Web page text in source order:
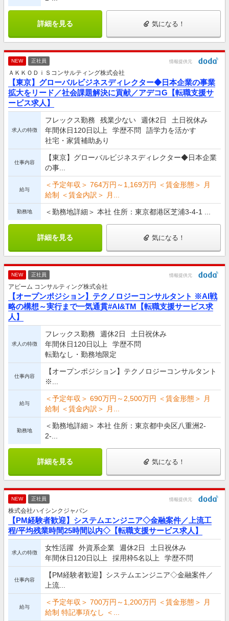
詳細を見る 気になる！
NEW 正社員 情報提供元
ＡＫＫＯＤｉＳコンサルティング株式会社
【東京】グローバルビジネスディレクター◆日本企業の事業
拡大をリード／社会課題解決に貢献／アデコG【転職支援サ
ービス求人】
求人の特徴
フレックス勤務 残業少ない 週休2日
土日祝休み
年間休日120日以上
学歴不問
語学力を活かす
社宅・家賃補助あり
仕事内容
【東京】グローバルビジネスディレクター◆日本企業
の事...
給与
＜予定年収＞ 764万円～1,169万円 ＜賃金形態＞ 月
給制 ＜賃金内訳＞ 月...
勤務地 ＜勤務地詳細＞ 本社 住所：東京都港区芝浦3-4-1 ...
詳細を見る 気になる！
NEW 正社員 情報提供元
アビーム コンサルティング株式会社
【オープンポジション】テクノロジーコンサルタント ※AI戦
略の構想～実行まで一気通貫#AI&TM【転職支援サービス求
人】
求人の特徴
フレックス勤務 週休2日
土日祝休み
年間休日120日以上
学歴不問
転勤なし・勤務地限定
仕事内容
【オープンポジション】テクノロジーコンサルタント
※...
給与
＜予定年収＞ 690万円～2,500万円 ＜賃金形態＞ 月
給制 ＜賃金内訳＞ 月...
勤務地
＜勤務地詳細＞ 本社 住所：東京都中央区八重洲2-
2-...
詳細を見る 気になる！
NEW 正社員 情報提供元
株式会社ハイシンクジャパン
【PM経験者歓迎】システムエンジニア◇金融案件／上流工
程/平均残業時間25時間以内◇【転職支援サービス求人】
求人の特徴
女性活躍 外資系企業 週休2日
土日祝休み
年間休日120日以上
採用枠5名以上 学歴不問
仕事内容
【PM経験者歓迎】システムエンジニア◇金融案件／
上流...
給与
＜予定年収＞ 700万円～1,200万円 ＜賃金形態＞ 月
給制 特記事項なし ＜...